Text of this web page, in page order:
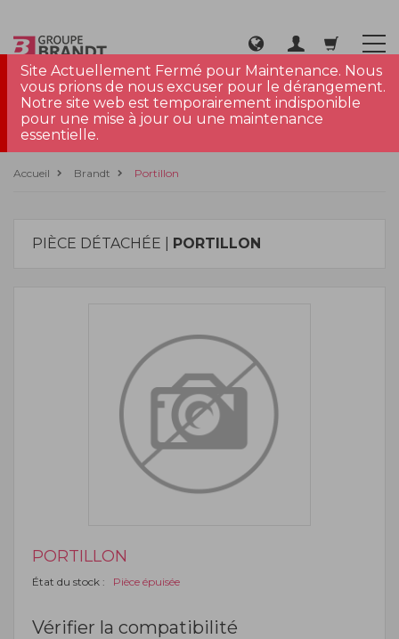
Site Actuellement Fermé pour Maintenance. Nous
vous prions de nous excuser pour le dérangement.
Notre site web est temporairement indisponible
pour une mise à jour ou une maintenance
essentielle.
Accueil Brandt Portillon
PIÈCE DÉTACHÉE | PORTILLON
PORTILLON
État du stock : Pièce épuisée
Vérifier la compatibilité